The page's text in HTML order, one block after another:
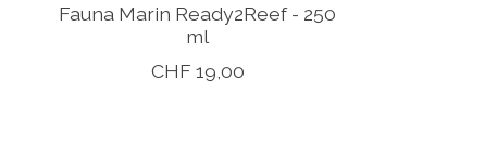
Fauna Marin Ready2Reef - 250
ml
CHF 19,00